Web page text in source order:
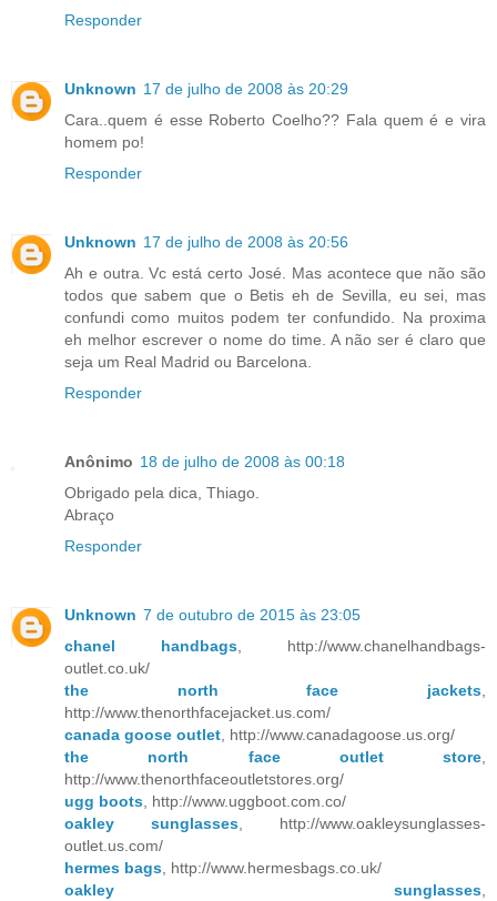
Responder
Unknown 17 de julho de 2008 às 20:29
Cara..quem é esse Roberto Coelho?? Fala quem é e vira
homem po!
Responder
Unknown 17 de julho de 2008 às 20:56
Ah e outra. Vc está certo José. Mas acontece que não são
todos que sabem que o Betis eh de Sevilla, eu sei, mas
confundi como muitos podem ter confundido. Na proxima
eh melhor escrever o nome do time. A não ser é claro que
seja um Real Madrid ou Barcelona.
Responder
Anônimo 18 de julho de 2008 às 00:18
Obrigado pela dica, Thiago.
Abraço
Responder
Unknown 7 de outubro de 2015 às 23:05
chanel handbags, http://www.chanelhandbags-
outlet.co.uk/
the north face jackets,
http://www.thenorthfacejacket.us.com/
canada goose outlet, http://www.canadagoose.us.org/
the north face outlet store,
http://www.thenorthfaceoutletstores.org/
ugg boots, http://www.uggboot.com.co/
oakley sunglasses, http://www.oakleysunglasses-
outlet.us.com/
hermes bags, http://www.hermesbags.co.uk/
oakley sunglasses,